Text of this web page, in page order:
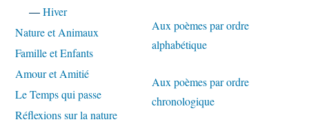
—Hiver
Nature et Animaux
Famille et Enfants
Amour et Amitié
Le Temps qui passe
Réflexions sur la nature
Aux poèmes par ordre
alphabétique
Aux poèmes par ordre
chronologique